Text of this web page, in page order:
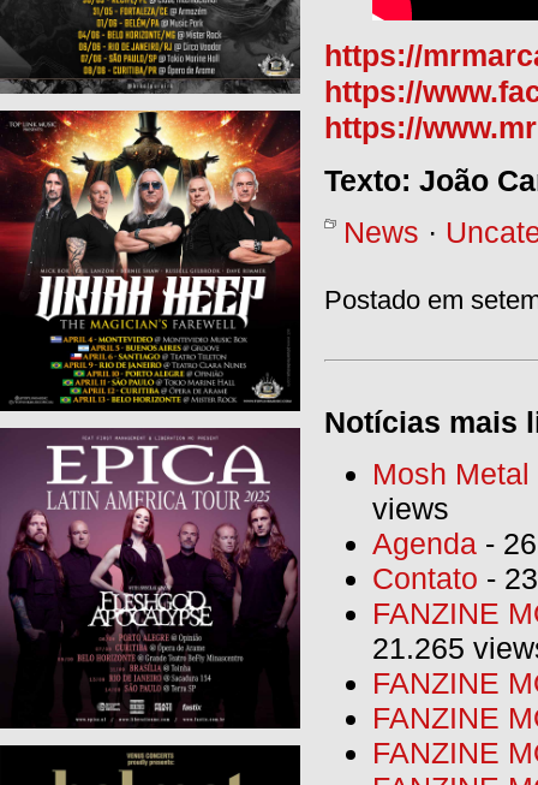
https://
https://
https://
Texto: João
News ·
Postado em
Notícias mais
Mosh
views
Agenda -
Contato -
FANZINE
21.265
FANZINE
FANZINE
FANZINE